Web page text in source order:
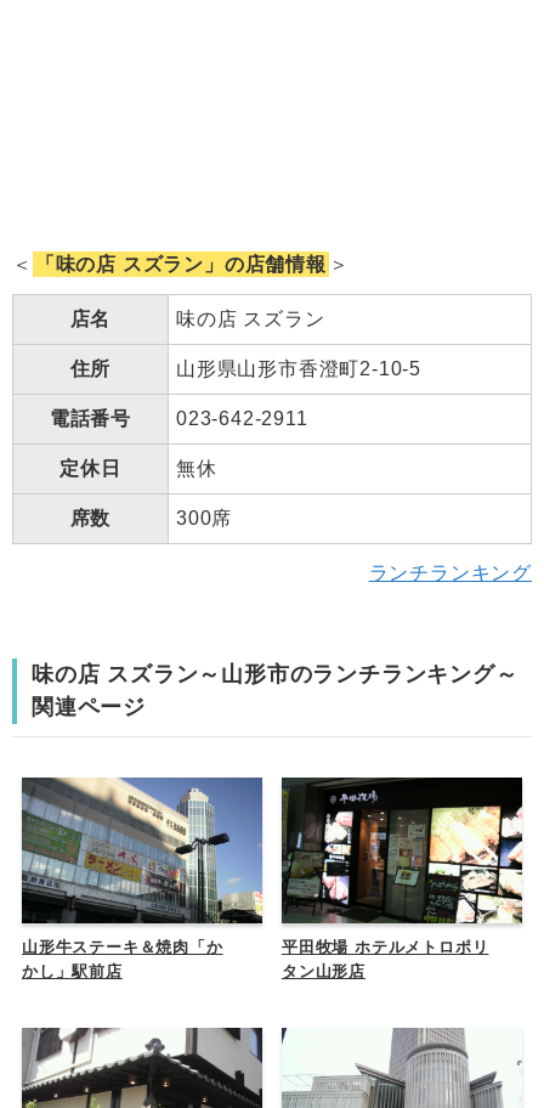
＜ 「味の店 スズラン」の店舗情報 ＞
店名 味の店 スズラン
住所 山形県山形市香澄町2-10-5
電話番号 023-642-2911
定休日 無休
席数 300席
ランチランキング
味の店 スズラン～山形市のランチランキング～
関連ページ
山形牛ステーキ＆焼肉「か
かし」駅前店
平田牧場 ホテルメトロポリ
タン山形店